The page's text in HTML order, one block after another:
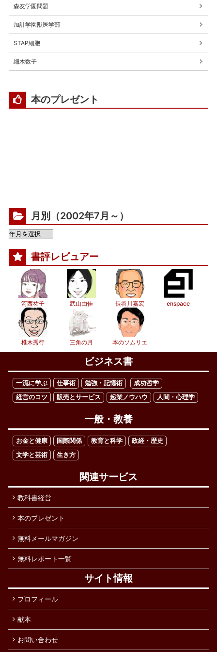
森友学園問題
加計学園獣医学部
STAP細胞
細木数子
本のプレゼント
月別（2002年7月～）
書評レビュアー
河西祐子 武山由佳 長谷川嘉宏 enspace
椎木秀行 三角の月 本のソムリエ
ビジネス書
一流に学ぶ 仕事術 勉強・記憶術
成功哲学
経営のコツ
販売とサービス 起業ノウハウ 人間・心理学
一般・教養
お金と健康 国際関係 教育と科学
政経・歴史
文学と芸術
生き方
関連サービス
教科書経営
本のプレゼント
無料メールマガジン
無料レポート一覧
サイト情報
プロフィール
献本
お問い合わせ